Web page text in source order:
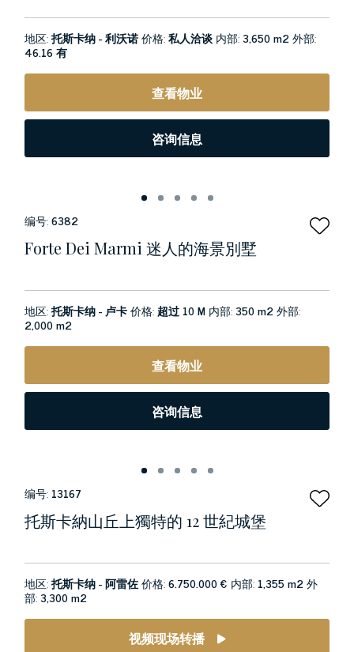
地区:托斯卡纳 - 利沃诺价格:私人洽谈 内部:3,650 m2外部:
46.16 有
查看物业
咨询信息
编号:6382
Forte Dei Marmi 迷人的海景別墅
地区:托斯卡纳 - 卢卡价格: 超过 10 M 内部:350 m2外部:
2,000 m2
查看物业
咨询信息
编号: 13167
托斯卡納山丘上獨特的 12 世紀城堡
地区:托斯卡纳 - 阿雷佐价格:6.750.000 € 内部: 1,355 m2外
部:3,300 m2
视频现场转播